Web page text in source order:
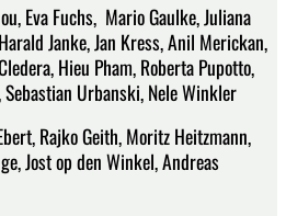
Eva Fuchs, Mario Gaulke, Juliana
Janke, Jan Kress, Anil Merickan,
Hieu Pham, Roberta Pupotto,
Sebastian Urbanski, Nele Winkler
Rajko Geith, Moritz Heitzmann,
Jost op den Winkel, Andreas